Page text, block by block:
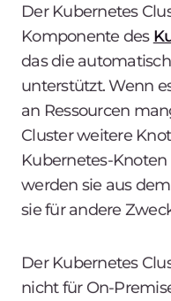
Der Kubernetes
Komponente des
das die
unterstützt. Wenn
an Ressourcen
Cluster weitere
Kubernetes-
werden sie aus
sie für andere
Der Kubernetes
nicht für On-